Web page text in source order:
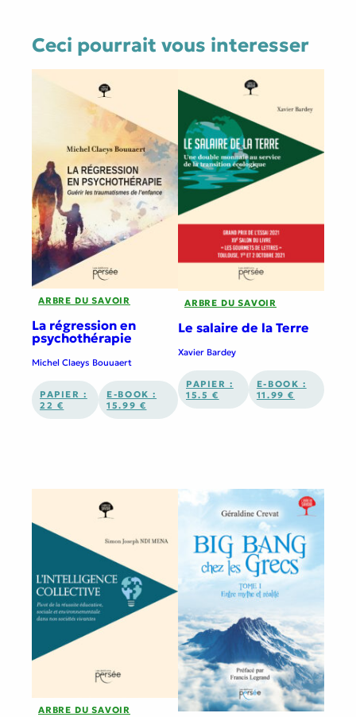
Ceci pourrait vous interesser
ARBRE DU SAVOIR
La régression en
psychothérapie
Michel Claeys Bouuaert
PAPIER :
22 €
E-BOOK :
15.99 €
ARBRE DU SAVOIR
Le salaire de la Terre
Xavier Bardey
PAPIER :
15.5 €
E-BOOK :
11.99 €
ARBRE DU SAVOIR